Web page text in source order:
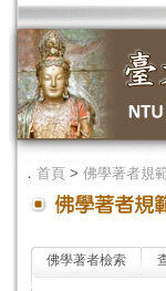
． 首頁 > 佛學著者規
佛學著者檢索